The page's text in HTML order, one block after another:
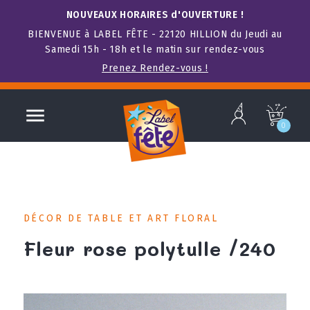
NOUVEAUX HORAIRES d'OUVERTURE !
BIENVENUE à LABEL FÊTE - 22120 HILLION du Jeudi au
Samedi 15h - 18h et le matin sur rendez-vous
Prenez Rendez-vous !
 b c
0
DÉCOR DE TABLE ET ART FLORAL
Fleur rose polytulle /240